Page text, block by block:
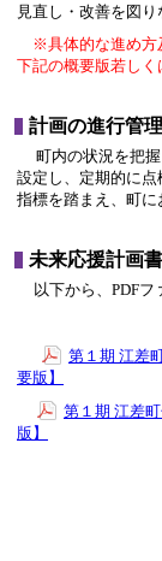
見直し・改善を図り
※具体的な進め方
下記の概要版若しく
計画の進行管
町内の状況を把
設定し、定期的に
指標を踏まえ、町に
未来応援計画
以下から、PDF
第１期 江差
要版】
第１期 江差
版】